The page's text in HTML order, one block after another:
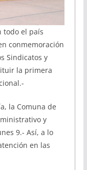
todo el país
conmemoración
Sindicatos y
la primera
la Comuna de
y
9.- Así, a lo
en las